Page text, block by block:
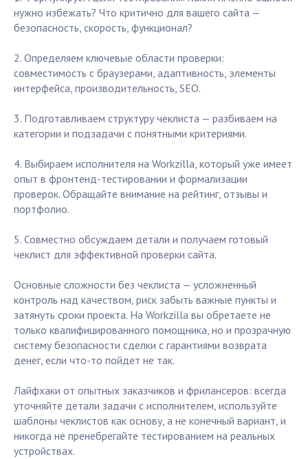
нужно избежать? Что критично для вашего сайта —
безопасность, скорость, функционал?
2. Определяем ключевые области проверки:
совместимость с браузерами, адаптивность, элементы
интерфейса, производительность, SEO.
3. Подготавливаем структуру чеклиста — разбиваем на
категории и подзадачи с понятными критериями.
4. Выбираем исполнителя на Workzilla, который уже имеет
опыт в фронтенд-тестировании и формализации
проверок. Обращайте внимание на рейтинг, отзывы и
портфолио.
5. Совместно обсуждаем детали и получаем готовый
чеклист для эффективной проверки сайта.
Основные сложности без чеклиста — усложненный
контроль над качеством, риск забыть важные пункты и
затянуть сроки проекта. На Workzilla вы обретаете не
только квалифицированного помощника, но и прозрачную
систему безопасности сделки с гарантиями возврата
денег, если что-то пойдет не так.
Лайфхаки от опытных заказчиков и фрилансеров: всегда
уточняйте детали задачи с исполнителем, используйте
шаблоны чеклистов как основу, а не конечный вариант, и
никогда не пренебрегайте тестированием на реальных
устройствах.